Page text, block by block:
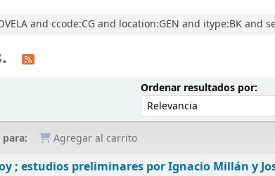
and ccode:CG and location:GEN and itype:BK and
Ordenar resultados por:
Agregar al carrito
; estudios preliminares por Ignacio Millán y